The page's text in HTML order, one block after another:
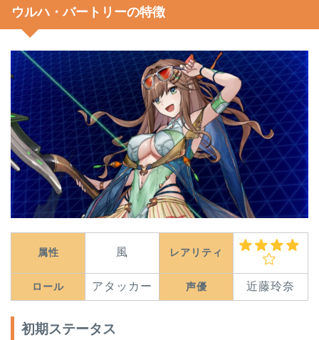
ウルハ・バートリーの特徴
属性 風 レアリティ
ロール アタッカー 声優 近藤玲奈
初期ステータス